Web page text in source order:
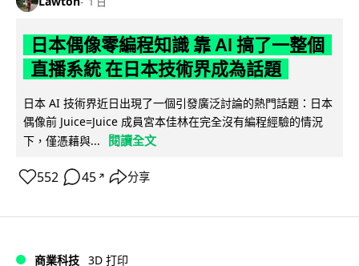
日本偶像零編程知識 靠 AI 搞了一整個
直播系統 在日本技術界成為話題
日本 AI 技術界近日出現了一個引發廣泛討論的熱門話題：日本
偶像前 Juice=Juice 成員宮本佳林在完全沒有編程經驗的情況
下，僅憑藉與...
閱讀全文
552 45 ↗ 分享
商業科技 3D 打印